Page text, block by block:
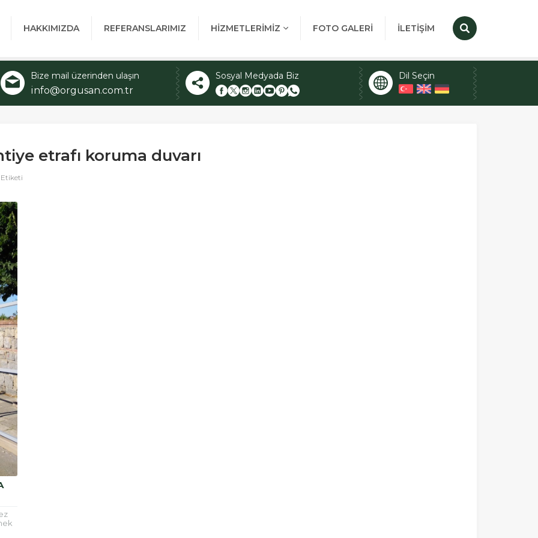
HAKKIMIZDA REFERANSLARIMIZ HİZMETLERİMİZ FOTO GALERİ İLETİŞİM
Bize mail üzerinden ulaşın
info@orgusan.com.tr
Sosyal Medyada Biz Dil Seçin
etrafı koruma duvarı